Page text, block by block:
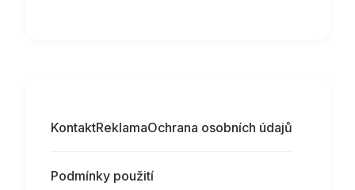
KontaktReklamaOchrana osobních údajů
Podmínky použití